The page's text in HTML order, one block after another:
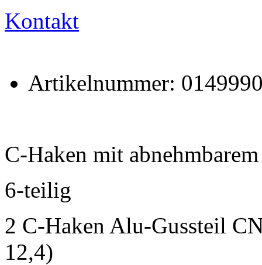
Kontakt
Artikelnummer:
C-Haken mit
6-teilig
2 C-Haken Alu-Gussteil
12,4)